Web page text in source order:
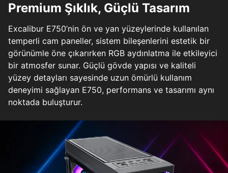
Premium Şıklık, Güçlü Tasarım
Excalibur E750’nin ön ve yan yüzeylerinde kullanılan
temperli cam paneller, sistem bileşenlerini estetik bir
görünümle öne çıkarırken RGB aydınlatma ile etkileyici
bir atmosfer sunar. Güçlü gövde yapısı ve kaliteli
yüzey detayları sayesinde uzun ömürlü kullanım
deneyimi sağlayan E750, performans ve tasarımı aynı
noktada buluşturur.